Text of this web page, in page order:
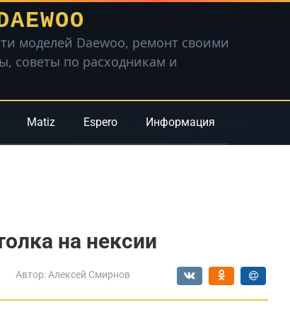
моделей Daewoo, ремонт своими
советы по расходникам и
Matiz Espero Информация
на нексии
Автор: Алексей Смирнов